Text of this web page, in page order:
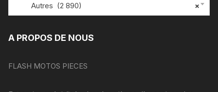
×
Autres (2 890)
A PROPOS DE NOUS
FLASH MOTOS PIECES